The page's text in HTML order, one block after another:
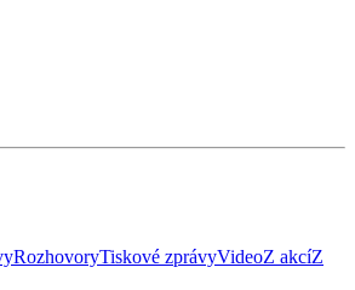
RozhovoryTiskové zprávyVideoZ akcíZ